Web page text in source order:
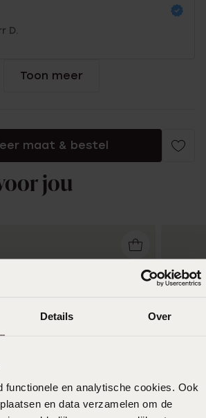
Details Over
functionele en analytische cookies. Ook
en data verzamelen om de
D.
Toon meer
maat & bestel
jou